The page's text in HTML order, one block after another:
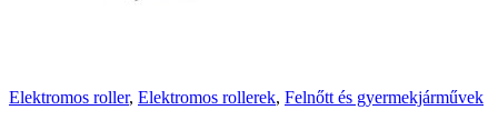
Elektromos roller, Elektromos rollerek, Felnőtt és gyermekjárművek